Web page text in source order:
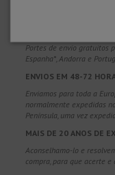
Portes de envio gratuitos
Espanha*, Andorra e
ENVIOS EM 48-72
Enviamos para toda a
normalmente expedidas
Península, uma vez
MAIS DE 20 ANOS DE
Aconselhamo-lo e
compra, para que acerte e